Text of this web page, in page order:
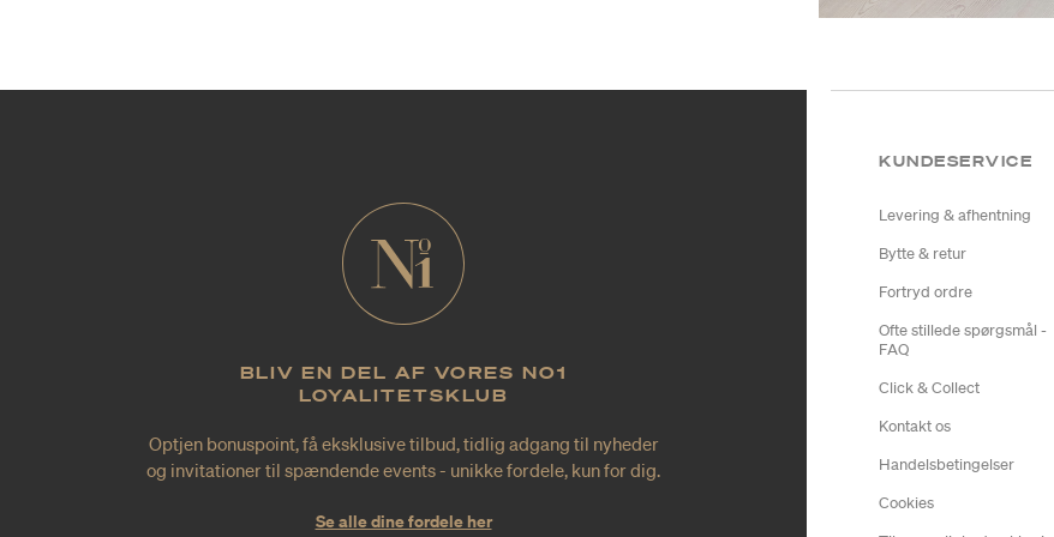
BLIV EN DEL AF VORES NO1
LOYALITETSKLUB
Optjen bonuspoint, få eksklusive tilbud, tidlig adgang til nyheder
og invitationer til spændende events - unikke fordele, kun for dig.
Se alle dine fordele her
KUNDESERVICE
Levering & afhentning
Bytte & retur
Fortryd ordre
Ofte stillede spørgsmål -
FAQ
Click & Collect
Kontakt os
Handelsbetingelser
Cookies